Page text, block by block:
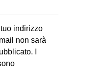
tuo indirizzo
non sarà